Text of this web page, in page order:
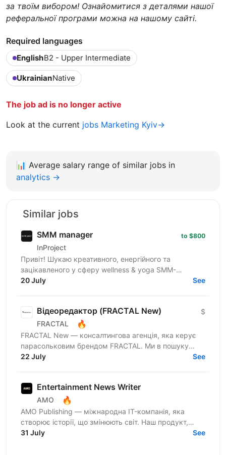
за твоїм вибором! Ознайомитися з деталями нашої
реферальної програми можна на нашому сайті.
Required languages
EnglishB2 - Upper Intermediate
UkrainianNative
The job ad is no longer active
Look at the current jobs Marketing Kyiv→
📊 Average salary range of similar jobs in
analytics →
Similar jobs
SMM manager
InProject
to $800
Привіт! Шукаю креативного, енергійного та
зацікавленого у сферу wellness & yoga SMM-
менеджера з досвідом від 1 року. Якщо ти вмієш
20 July See
Відеоредактор (FRACTAL New)
FRACTAL 🔥
$
FRACTAL New — консалтингова агенція, яка керує
парасольковим брендом FRACTAL. Ми в пошуку
Video Content Editor, який стане ключовою людиною
22 July See
Entertainment News Writer
AMO 🔥
AMO Publishing — міжнародна IT-компанія, яка
створює історії, що змінюють світ. Наш продукт,
AmoMama, є одним із найбільших онлайн-таблоїдів в
31 July See